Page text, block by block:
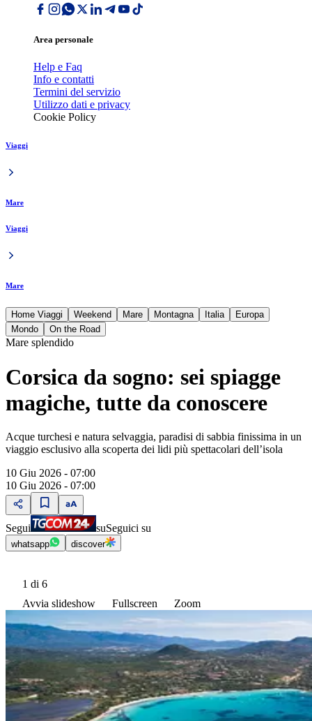
Area personale
Help e Faq
Info e contatti
Termini del servizio
Utilizzo dati e privacy
Cookie Policy
Viaggi
Mare
Viaggi
Mare
Home Viaggi Weekend Mare Montagna Italia
Europa
Mondo
On the Road
Mare splendido
Corsica da sogno: sei spiagge
magiche, tutte da conoscere
Acque turchesi e natura selvaggia, paradisi di sabbia finissima in un
viaggio esclusivo alla scoperta dei lidi più spettacolari dell’isola
10 Giu 2026 - 07:00
10 Giu 2026 - 07:00
Segui suSeguici su
whatsapp discover
1 di 6
Avvia slideshow
Fullscreen Zoom